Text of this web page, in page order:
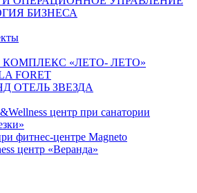
БИЗНЕСА
«ЛЕТО- ЛЕТО»
FORET
ОТЕЛЬ ЗВЕЗДА
центр при санатории
фитнес-центре Magneto
центр «Веранда»